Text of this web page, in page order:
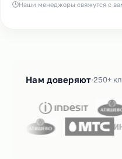
Наши менеджеры свяжутся с
Нам доверяют 250+